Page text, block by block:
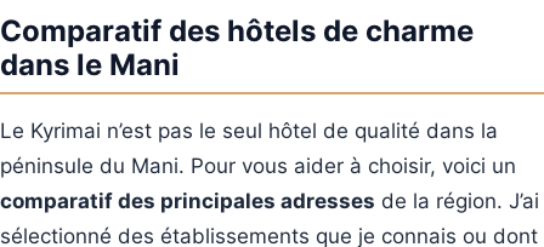
Comparatif des hôtels de charme
dans le Mani
Le Kyrimai n’est pas le seul hôtel de qualité dans la
péninsule du Mani. Pour vous aider à choisir, voici un
comparatif des principales adresses de la région. J’ai
sélectionné des établissements que je connais ou dont